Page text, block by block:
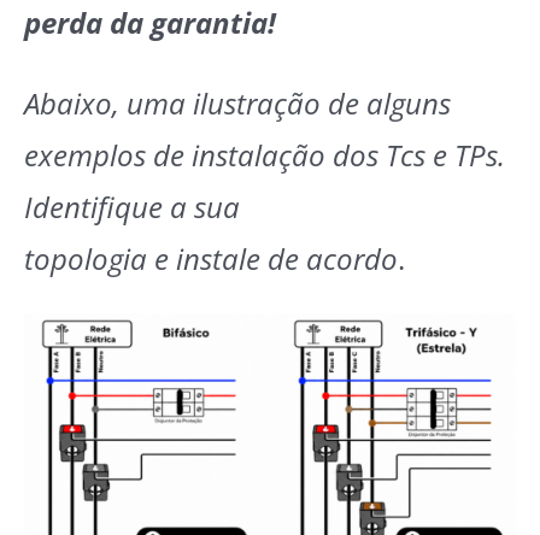
perda da garantia!
Abaixo, uma ilustração de alguns
exemplos de instalação dos Tcs e TPs.
Identifique a sua
topologia e instale de acordo.